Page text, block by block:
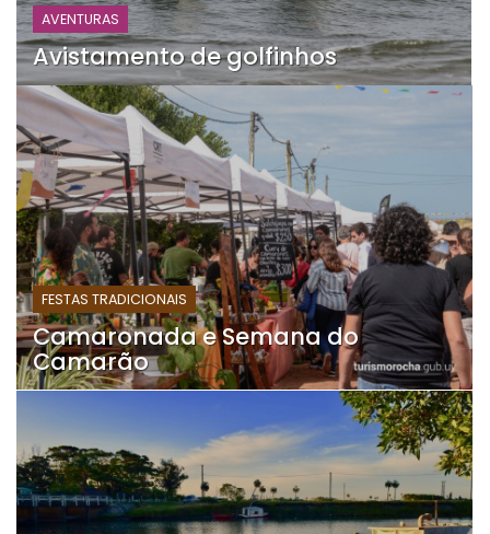
AVENTURAS
Avistamento de golfinhos
FESTAS TRADICIONAIS
Camaronada e Semana do
Camarão